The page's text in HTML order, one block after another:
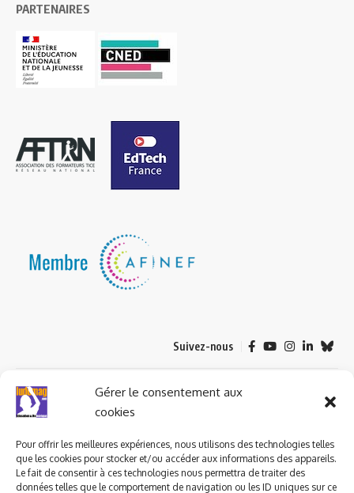
Gérer le consentement aux
cookies
Pour offrir les meilleures expériences, nous utilisons des technologies telles
que les cookies pour stocker et/ou accéder aux informations des appareils.
Le fait de consentir à ces technologies nous permettra de traiter des
données telles que le comportement de navigation ou les ID uniques sur ce
PARTENAIRES
Suivez-nous
© 2023 ludomag.com édité et géré par WOOMEET SAS, powered by